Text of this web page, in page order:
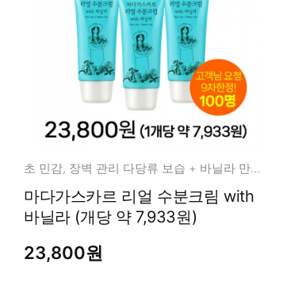
초 민감, 장벽 관리 다당류 보습 + 바닐라 만남
마다가스카르 리얼 수분크림 with
바닐라 (개당 약 7,933원)
23,800원